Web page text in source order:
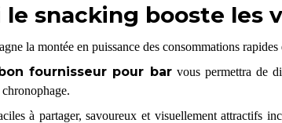
le snacking booste les
la montée en puissance des consommations
fournisseur pour barvous permettra de
à partager, savoureux et visuellement attractifs